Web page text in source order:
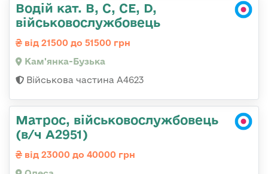
Водій кат. B, C, СЕ, D,
військовослужбовець
від 21500 до 51500 грн
Кам'янка-Бузька
Військова частина А4623
Матрос, військовослужбовець
(в/ч А2951)
від 23000 до 40000 грн